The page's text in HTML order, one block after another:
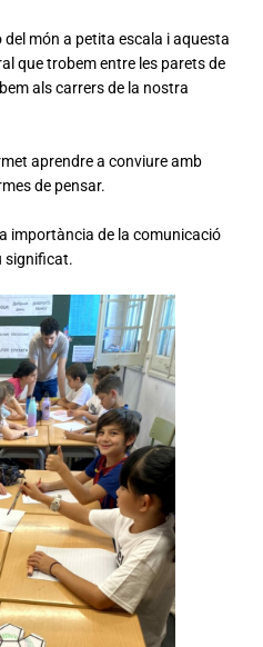
del món a petita escala i aquesta
que trobem entre les parets de
als carrers de la nostra
aprendre a conviure amb
de pensar.
importància de la comunicació
significat.